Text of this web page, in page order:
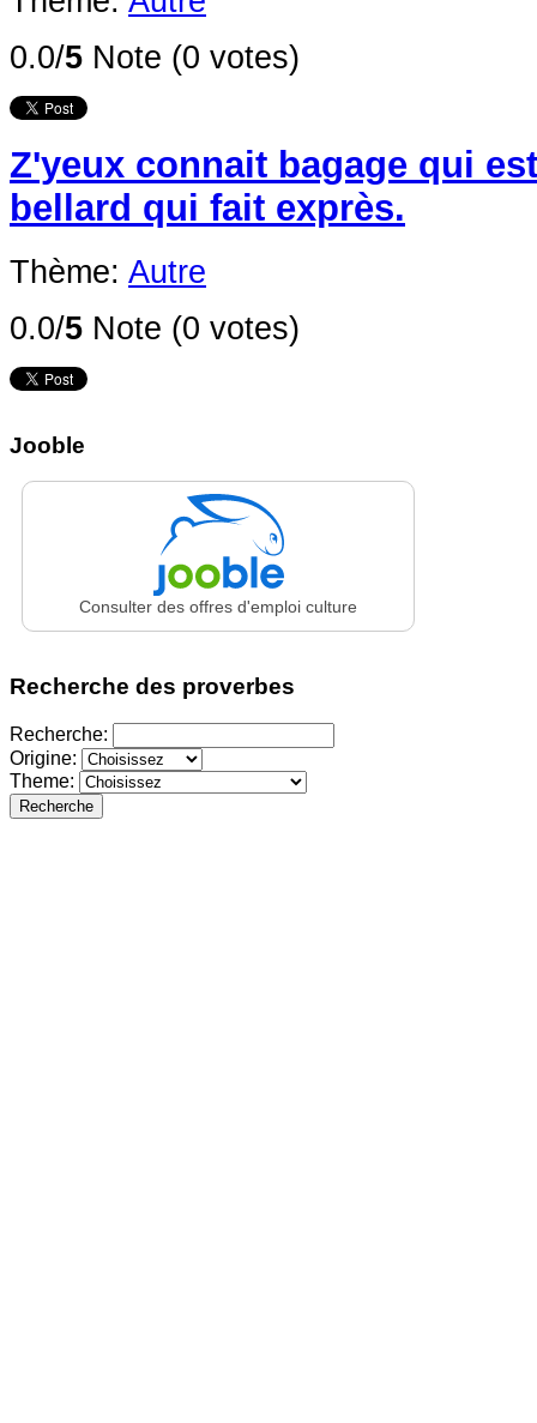
0.0/5 Note (0 votes)
Z'yeux connait bagage qui
bellard qui fait exprès.
Thème: Autre
0.0/5 Note (0 votes)
Jooble
Consulter des offres d'emploi culture
Recherche des proverbes
Recherche:
Origine:
Theme:
Recherche